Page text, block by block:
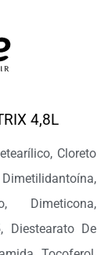
4,8L
Cloreto
Dimeticona,
Diestearato De